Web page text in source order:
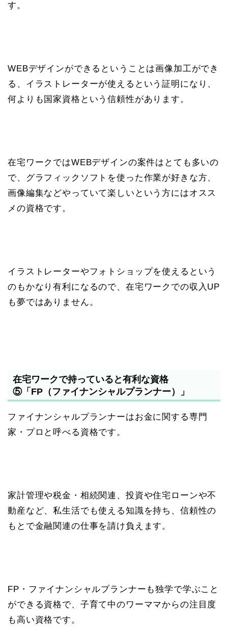
す。
WEBデザインができるということは画像加工ができ
る、イラストレーターが使えるという証明になり、
何よりも国家資格という信頼性があります。
在宅ワークではWEBデザインの案件はとても多いの
で、グラフィックソフトを使った作業が好きな方、
画像編集などやっていて楽しいという方にはオスス
メの資格です。
イラストレーターやフォトショップを使えるという
のもかなり有利になるので、在宅ワークでの収入UP
も夢ではありません。
在宅ワークで持っていると有利な資格
⑤「FP（ファイナンシャルプランナー）」
ファイナンシャルプランナーはお金に関する専門
家・プロと呼べる資格です。
家計管理や税金・相続関連、投資や住宅ローンや不
動産など、私生活でも使える知識を持ち、信頼性の
もとで金融関連の仕事を請け負えます。
FP・ファイナンシャルプランナーも独学で学ぶこと
ができる資格で、子育て中のワーママからの注目度
も高い資格です。